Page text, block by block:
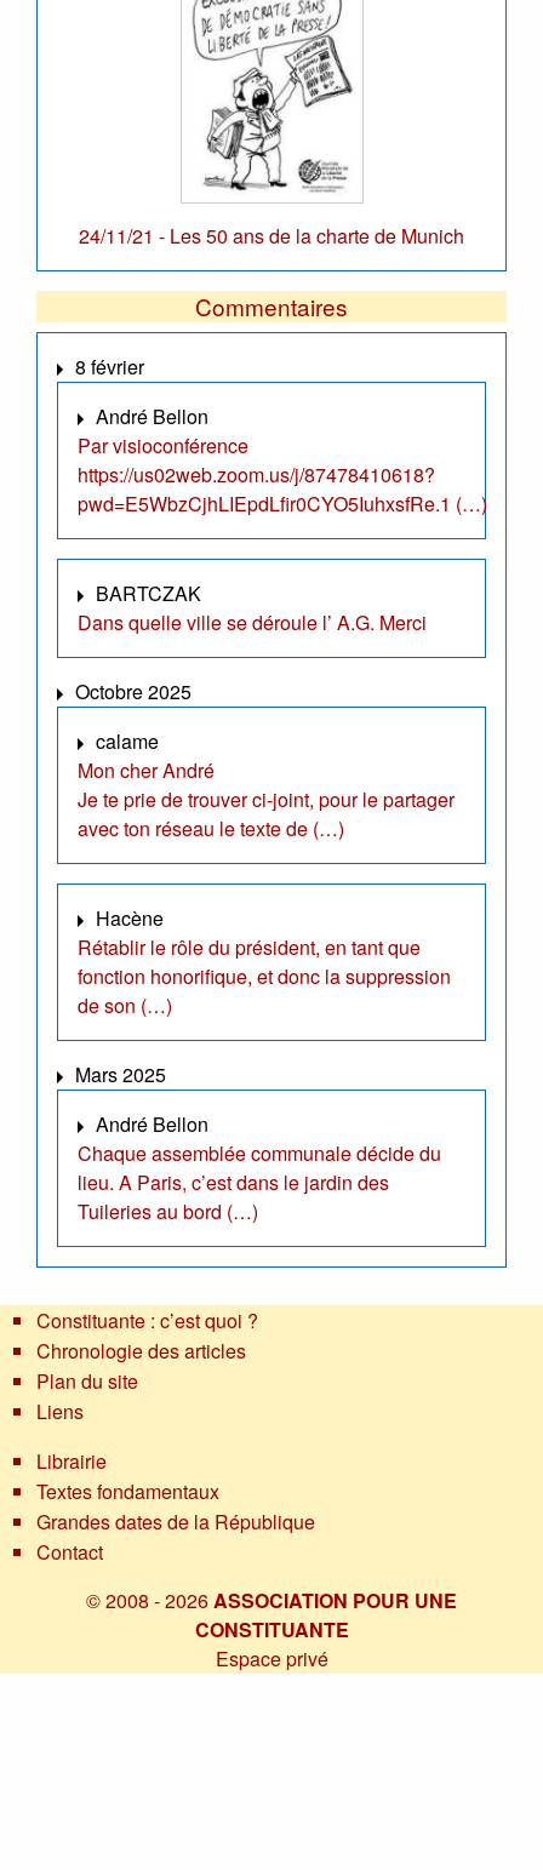
24/11/21 - Les 50 ans de la charte de Munich
Commentaires
8 février
André Bellon
Par visioconférence
https://us02web.zoom.us/j/87478410618?
pwd=E5WbzCjhLIEpdLfir0CYO5IuhxsfRe.1 (…)
BARTCZAK
Dans quelle ville se déroule l’ A.G. Merci
Octobre 2025
calame
Mon cher André
Je te prie de trouver ci-joint, pour le partager
avec ton réseau le texte de (…)
Hacène
Rétablir le rôle du président, en tant que
fonction honorifique, et donc la suppression
de son (…)
Mars 2025
André Bellon
Chaque assemblée communale décide du
lieu. A Paris, c’est dans le jardin des
Tuileries au bord (…)
Constituante : c’est quoi ?
Chronologie des articles
Plan du site
Liens
Librairie
Textes fondamentaux
Grandes dates de la République
Contact
© 2008 - 2026ASSOCIATION POUR UNE
CONSTITUANTE
Espace privé